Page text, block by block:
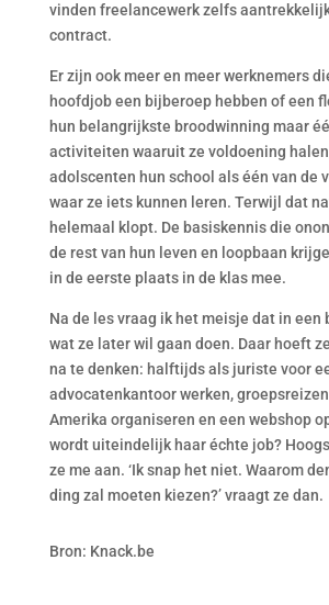
vinden freelancewerk zelfs
contract.
Er zijn ook meer en meer werknemers
hoofdjob een bijberoep hebben of een
hun belangrijkste broodwinning maar
activiteiten waaruit ze voldoening
adolscenten hun school als één van de
waar ze iets kunnen leren. Terwijl dat
helemaal klopt. De basiskennis die
de rest van hun leven en loopbaan
in de eerste plaats in de klas mee.
Na de les vraag ik het meisje dat in een
wat ze later wil gaan doen. Daar hoeft
na te denken: halftijds als juriste voor
advocatenkantoor werken,
Amerika organiseren en een webshop
wordt uiteindelijk haar échte job?
ze me aan. ‘Ik snap het niet. Waarom
ding zal moeten kiezen?’ vraagt ze dan.
Bron: Knack.be